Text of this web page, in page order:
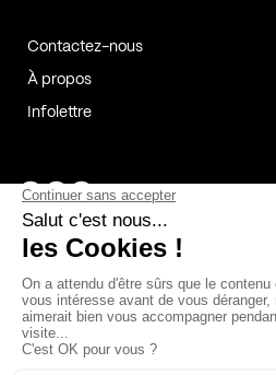
Contactez-nous
À propos
Infolettre
Page Facebook de Kollectif
Page Instagram de Kollectif
Page Linkedin de Kollectif
Bâtiment-Durable-Québec-1
Esquisses-1IRAC-1